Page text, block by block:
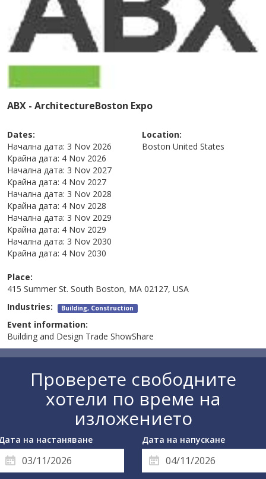
ABX - ArchitectureBoston Expo
Dates:
Начална дата: 3 Nov 2026
Крайна дата: 4 Nov 2026
Начална дата: 3 Nov 2027
Крайна дата: 4 Nov 2027
Начална дата: 3 Nov 2028
Крайна дата: 4 Nov 2028
Начална дата: 3 Nov 2029
Крайна дата: 4 Nov 2029
Начална дата: 3 Nov 2030
Крайна дата: 4 Nov 2030
Location:
Boston United States
Place:
415 Summer St. South Boston, MA 02127, USA
Industries: Building, Construction
Event information:
Building and Design Trade ShowShare
Проверете свободните
хотели по време на
изложението
на настаняване Дата на напускане